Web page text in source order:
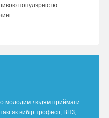
популярністю
молодим людям приймати
як вибір професії, ВНЗ,